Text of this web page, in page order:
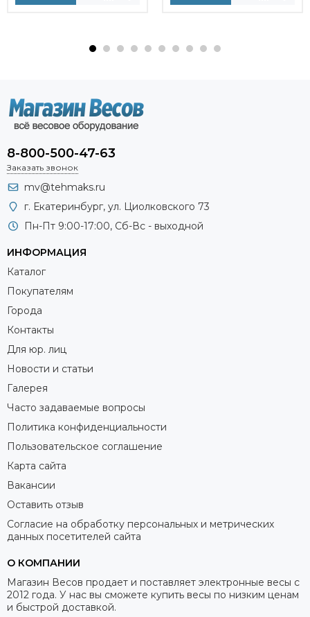
8-800-500-47-63
Заказать звонок
mv@tehmaks.ru
г. Екатеринбург, ул. Циолковского 73
Пн-Пт 9:00-17:00, Сб-Вс - выходной
ИНФОРМАЦИЯ
Каталог
Покупателям
Города
Контакты
Для юр. лиц
Новости и статьи
Галерея
Часто задаваемые вопросы
Политика конфиденциальности
Пользовательское соглашение
Карта сайта
Вакансии
Оставить отзыв
Согласие на обработку персональных и метрических
данных посетителей сайта
О КОМПАНИИ
Магазин Весов продает и поставляет электронные весы с
2012 года. У нас вы сможете купить весы по низким ценам
и быстрой доставкой.